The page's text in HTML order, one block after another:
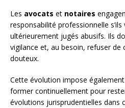
Les avocats et notaires
responsabilité professionnelle
ultérieurement jugés abusifs. Ils
vigilance et, au besoin, refuser
douteux.
Cette évolution impose
former continuellement pour
évolutions jurisprudentielles dans